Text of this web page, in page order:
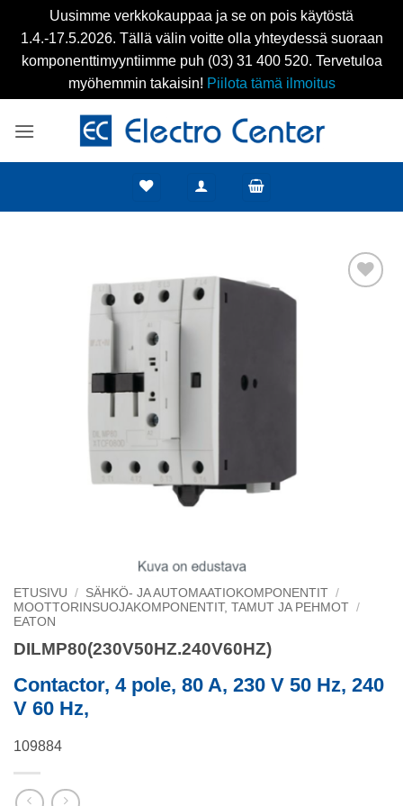
Uusimme verkkokauppaa ja se on pois käytöstä
1.4.-17.5.2026. Tällä välin voitte olla yhteydessä suoraan
komponenttimyyntiimme puh (03) 31 400 520. Tervetuloa
myöhemmin takaisin! Piilota tämä ilmoitus
ETUSIVU / SÄHKÖ- JA AUTOMAATIOKOMPONENTIT /
MOOTTORINSUOJAKOMPONENTIT, TAMUT JA PEHMOT /
EATON
DILMP80(230V50HZ.240V60HZ)
Contactor, 4 pole, 80 A, 230 V 50 Hz, 240
V 60 Hz,
109884